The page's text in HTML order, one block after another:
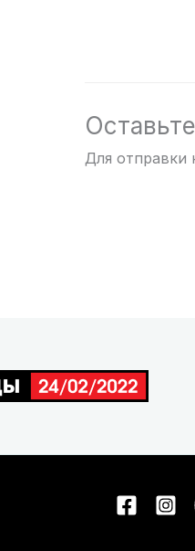
Для отправки